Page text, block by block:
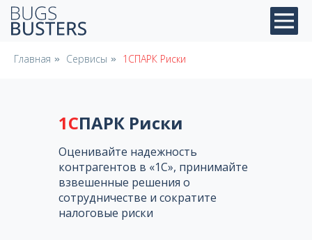
Главная » Сервисы » 1СПАРК Риски
1СПАРК Риски
Оценивайте надежность
контрагентов в «1С», принимайте
взвешенные решения о
сотрудничестве и сократите
налоговые риски